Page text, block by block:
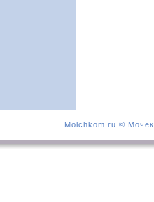
Molchkom.ru ©